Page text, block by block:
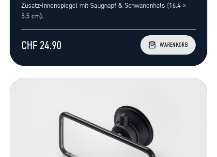
Zusatz-Innenspiegel mit Saugnapf & Schwanenhals (16.4 ×
5.5 cm).
CHF 24.90 WARENKORB